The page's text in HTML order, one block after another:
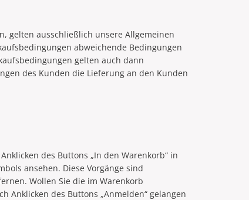
gelten ausschließlich unsere Allgemeinen
abweichende Bedingungen
gelten auch dann
des Kunden die Lieferung an den Kunden
des Buttons „In den Warenkorb“ in
ansehen. Diese Vorgänge sind
Wollen Sie die im Warenkorb
Anklicken des Buttons „Anmelden“ gelangen